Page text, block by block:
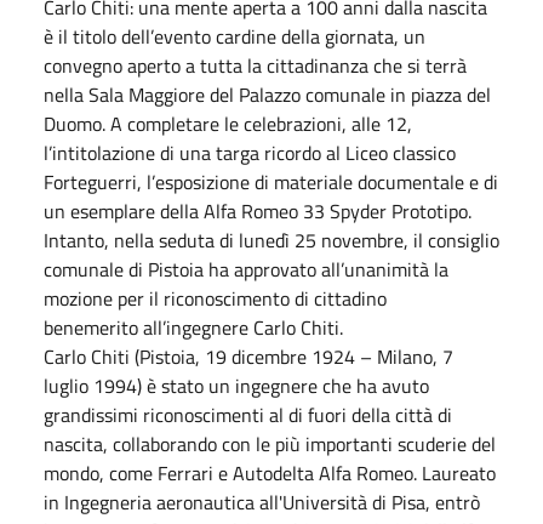
Carlo Chiti: una mente aperta a 100 anni dalla nascita
è il titolo dell’evento cardine della giornata, un
convegno aperto a tutta la cittadinanza che si terrà
nella Sala Maggiore del Palazzo comunale in piazza del
Duomo. A completare le celebrazioni, alle 12,
l’intitolazione di una targa ricordo al Liceo classico
Forteguerri, l’esposizione di materiale documentale e di
un esemplare della Alfa Romeo 33 Spyder Prototipo.
Intanto, nella seduta di lunedì 25 novembre, il consiglio
comunale di Pistoia ha approvato all’unanimità la
mozione per il riconoscimento di cittadino
benemerito all’ingegnere Carlo Chiti.
Carlo Chiti (Pistoia, 19 dicembre 1924 – Milano, 7
luglio 1994) è stato un ingegnere che ha avuto
grandissimi riconoscimenti al di fuori della città di
nascita, collaborando con le più importanti scuderie del
mondo, come Ferrari e Autodelta Alfa Romeo. Laureato
in Ingegneria aeronautica all'Università di Pisa, entrò